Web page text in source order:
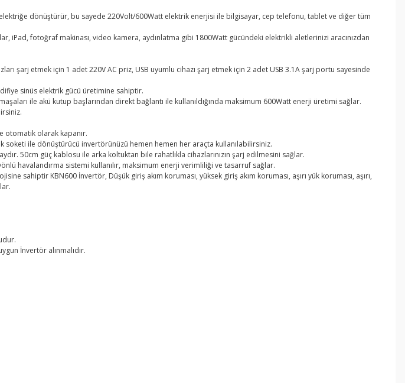
elektriğe dönüştürür, bu sayede 220Volt/600Watt elektrik enerjisi ile bilgisayar, cep telefonu, tablet ve diğer tüm
iPad, fotoğraf makinası, video kamera, aydınlatma gibi 1800Watt gücündeki elektrikli aletlerinizi aracınızdan
şarj etmek için 1 adet 220V AC priz, USB uyumlu cihazı şarj etmek için 2 adet USB 3.1A şarj portu sayesinde
sinüs elektrik gücü üretimine sahiptir.
ile akü kutup başlarından direkt bağlantı ile kullanıldığında maksimum 600Watt enerji üretimi sağlar.
otomatik olarak kapanır.
soketi ile dönüştürücü invertörünüzü hemen hemen her araçta kullanılabilirsiniz.
50cm güç kablosu ile arka koltuktan bile rahatlıkla cihazlarınızın şarj edilmesini sağlar.
havalandırma sistemi kullanılır, maksimum enerji verimliliği ve tasarruf sağlar.
sahiptir KBN600 İnvertör, Düşük giriş akım koruması, yüksek giriş akım koruması, aşırı yük koruması, aşırı,
İnvertör alınmalıdır.